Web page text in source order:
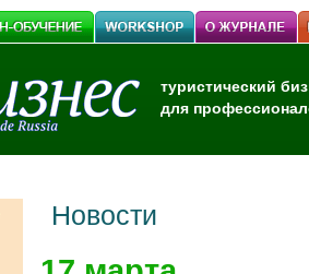
туристический
для
Новости